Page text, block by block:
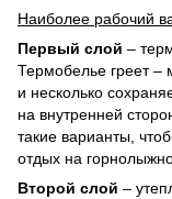
Наиболее рабочий
Первый слой –
Термобелье греет –
и несколько
на внутренней
такие варианты,
отдых на
Второй слой –